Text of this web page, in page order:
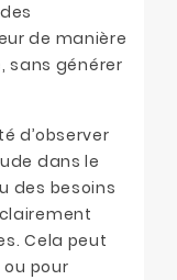
de manière
sans générer
d’observer
dans le
des besoins
Cela peut
pour